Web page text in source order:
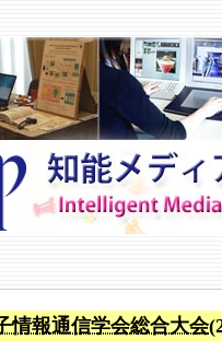
情報通信学会総合大会